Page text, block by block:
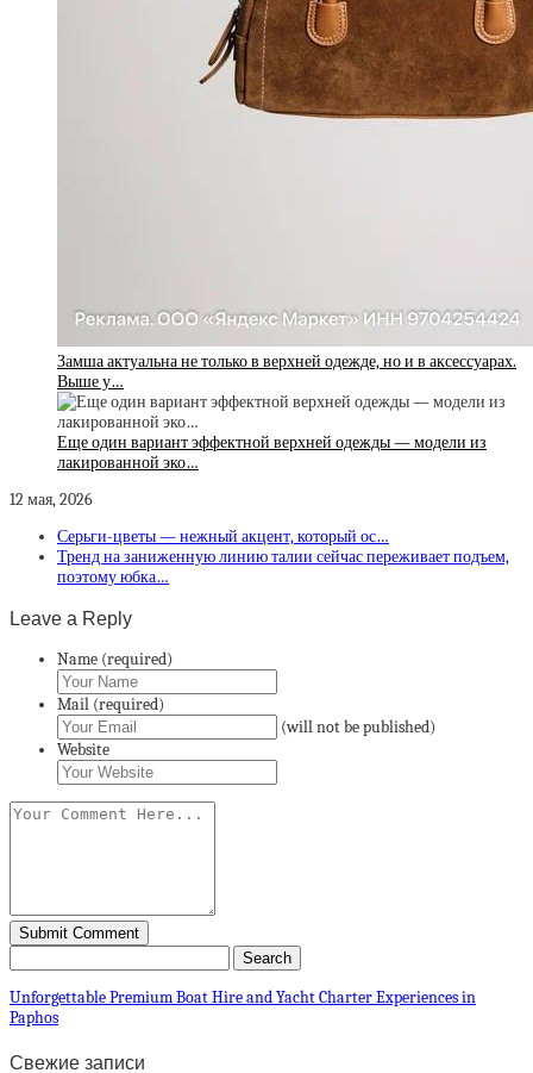
Замша актуальна не только в верхней одежде, но и в аксессуарах.
Выше у…
Еще один вариант эффектной верхней одежды — модели из
лакированной эко…
12 мая, 2026
Серьги-цветы — нежный акцент, который ос…
Тренд на заниженную линию талии сейчас переживает подъем,
поэтому юбка…
Leave a Reply
Name (required)
Mail (required)
(will not be published)
Website
Unforgettable Premium Boat Hire and Yacht Charter Experiences in
Paphos
Свежие записи